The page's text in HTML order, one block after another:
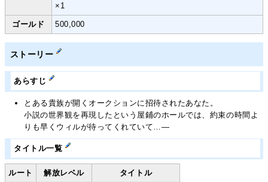
×1
ゴールド 500,000
ストーリー
あらすじ
とある貴族が開くオークションに招待されたあなた。
小説の世界観を再現したという屋鋪のホールでは、約束の時間よ
りも早くウィルが待ってくれていて…―
タイトル一覧
ルート 解放レベル タイトル